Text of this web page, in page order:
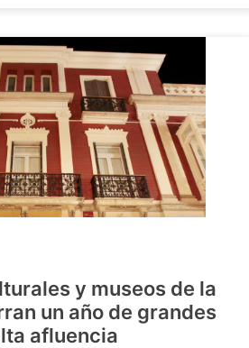
y museos de la
un año de grandes
afluencia